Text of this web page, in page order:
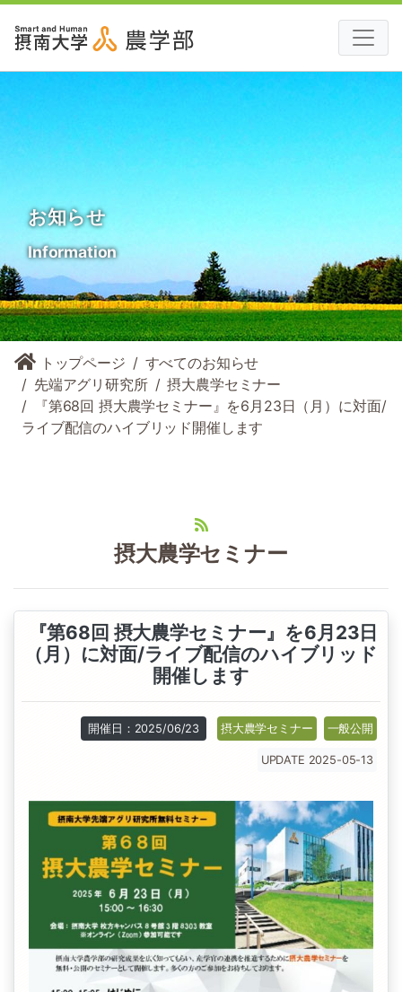
お知らせ
Information
トップページ
すべてのお知らせ
先端アグリ研究所
摂大農学セミナー
『第68回 摂大農学セミナー』を6月23日（月）に対面/
ライブ配信のハイブリッド開催します
摂大農学セミナー
『第68回 摂大農学セミナー』を6月23日
（月）に対面/ライブ配信のハイブリッド
開催します
開催日：2025/06/23 摂大農学セミナー 一般公開
UPDATE 2025-05-13